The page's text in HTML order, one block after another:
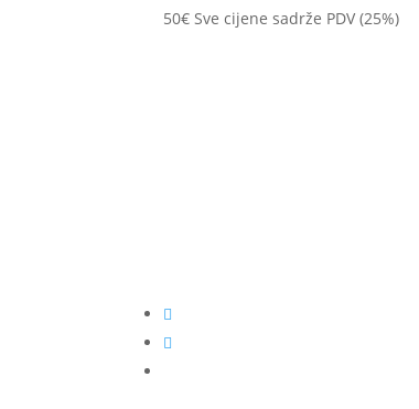
50€ Sve cijene sadrže PDV (25%)